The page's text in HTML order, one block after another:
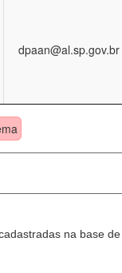
dpaan@al.sp.gov.br
na base de